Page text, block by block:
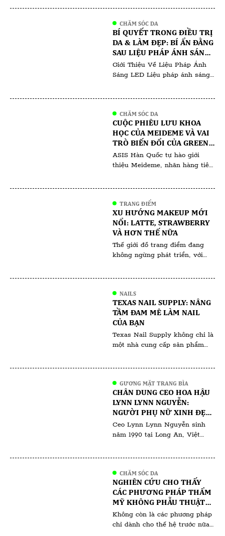
chức , quy tụ hàng trăm
chuyên gia , khách mời và học
viên đến từ khắp nơi trong và
ngoài nước. Sự […]
CHĂM SÓC DA
BÍ QUYẾT TRONG ĐIỀU TRỊ
DA & LÀM ĐẸP: BÍ ẨN ĐẰNG
SAU LIỆU PHÁP ÁNH SÁNG
LED: KHÁM PHÁ BÍ QUYẾT
ĐỂ CÓ LÀN DA RẠNG RỠ
Giới Thiệu Về Liệu Pháp Ánh
Sáng LED Liệu pháp ánh sáng
làm đẹp và người tiêu dùng.
Phương pháp không xâm lấn
này sử dụng các bước sóng ánh
sáng đặc thù để giải quyết […]
CHĂM SÓC DA
CUỘC PHIÊU LƯU KHOA
HỌC CỦA MEIDEME VÀ VAI
TRÒ BIẾN ĐỔI CỦA GREEN
SALVIA TRONG HỘI CHỨNG
NGHIỆN CORTICOID
ASIS Hàn Quốc tự hào giới
thiệu Meideme, nhãn hàng tiên
với chuyên gia điều chế và một
nhòm khách hàng người Việt
đang tìm cách giải quyết bệnh
lý mãn tính do phụ thuộc
Corticoid. […]
TRANG ĐIỂM
XU HƯỚNG MAKEUP MỚI
NỔI: LATTE, STRAWBERRY
VÀ HƠN THẾ NỮA
Thế giới đồ trang điểm đang
không ngừng phát triển, với
hướng trang điểm gần đây như
Latte Makeup, Strawberry
Makeup và những xu hướng
khác không chỉ mang tính
thẩm mỹ; chúng còn […]
NAILS
TEXAS NAIL SUPPLY: NÂNG
TẦM ĐAM MÊ LÀM NAIL
CỦA BẠN
Texas Nail Supply không chỉ là
một nhà cung cấp sản phẩm
từ tiệm nail chuyên nghiệp đến
những người yêu thích làm nail
tại nhà. Với cam kết về chất
lượng sản phẩm, giá cả […]
GƯƠNG MẶT TRANG BÌA
CHÂN DUNG CEO HOA HẬU
LYNN LYNN NGUYỄN:
NGƯỜI PHỤ NỮ XINH ĐẸP,
TÀI NĂNG VÀ THÀNH ĐẠT
Ceo Lynn Lynn Nguyễn sinh
năm 1990 tại Long An, Việt
hình mảnh mai yếu đuối nhưng
nội lực đầy nhiệt huyết, quyết
tâm học tập vượt qua khó
khăn, thách thức mong muốn
xây dựng […]
CHĂM SÓC DA
NGHIÊN CỨU CHO THẤY
CÁC PHƯƠNG PHÁP THẨM
MỸ KHÔNG PHẪU THUẬT
ĐANG NGÀY CÀNG PHỔ
BIẾN VỚI THẾ HỆ NGÀY
Không còn là các phương pháp
chỉ dành cho thế hệ trước nữa.